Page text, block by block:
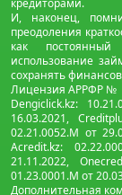
И, наконец,
преодоления
как постоянный
использование
сохранять
Лицензия АРРФР №
Dengiclick.kz:
16.03.2021,
02.21.0052.М от
Acredit.kz:
21.11.2022,
01.23.0001.M от
Дополнительная